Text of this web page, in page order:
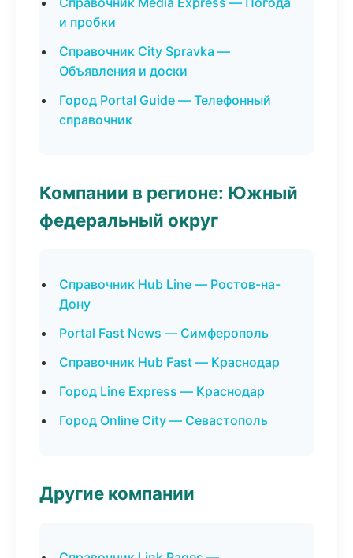
и пробки
Справочник City Spravka —
Объявления и доски
Город Portal Guide — Телефонный
справочник
Компании в регионе: Южный
федеральный округ
Справочник Hub Line — Ростов-на-
Дону
Portal Fast News — Симферополь
Справочник Hub Fast — Краснодар
Город Line Express — Краснодар
Город Online City — Севастополь
Другие компании